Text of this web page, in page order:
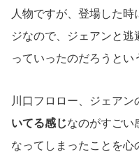
人物ですが、登場した
ジなので、ジェアンと
っていったのだろうとい
川口フロロー、ジェアン
いてる感じなのがすごい
なってしまったことを心